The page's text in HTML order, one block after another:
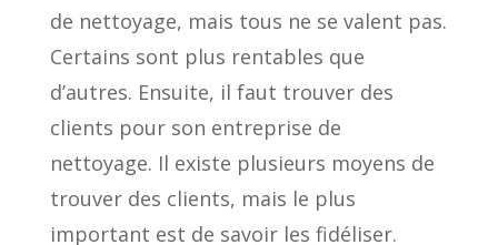
de nettoyage, mais tous ne se valent pas.
Certains sont plus rentables que
d’autres. Ensuite, il faut trouver des
clients pour son entreprise de
nettoyage. Il existe plusieurs moyens de
trouver des clients, mais le plus
important est de savoir les fidéliser.